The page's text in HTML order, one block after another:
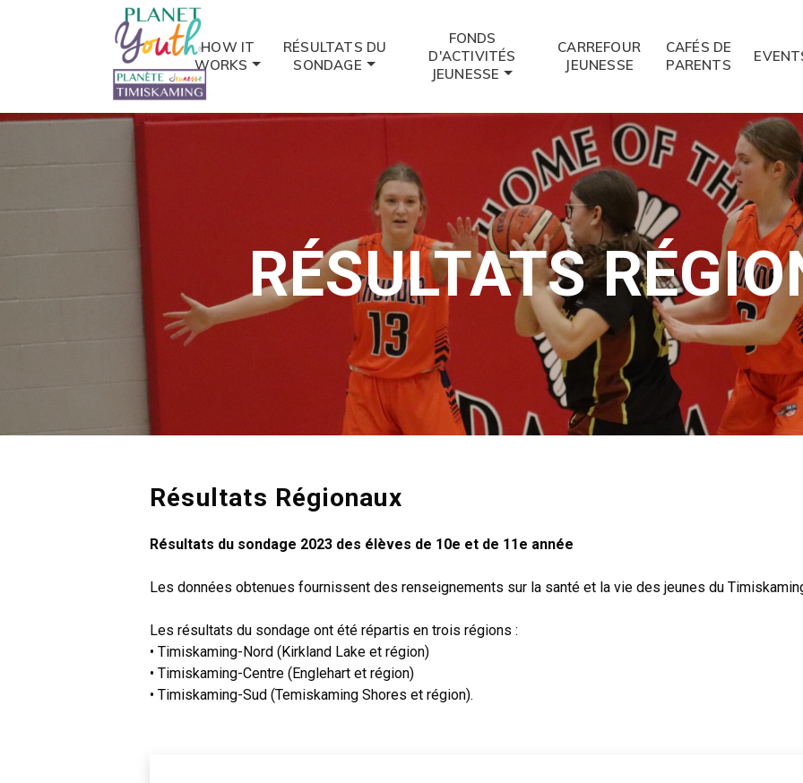
HOW IT
WORKS
RÉSULTATS DU
SONDAGE
FONDS
D'ACTIVITÉS
JEUNESSE
CARREFOUR
JEUNESSE
CAFÉS DE
PARENTS
RÉSULTATS
Résultats Régionaux
Résultats du sondage 2023 des élèves de 10e et de 11e année
Les données obtenues fournissent des renseignements sur la santé et la vie des jeunes du
Les résultats du sondage ont été répartis en trois régions :
• Timiskaming-Nord (Kirkland Lake et région)
• Timiskaming-Centre (Englehart et région)
• Timiskaming-Sud (Temiskaming Shores et région).